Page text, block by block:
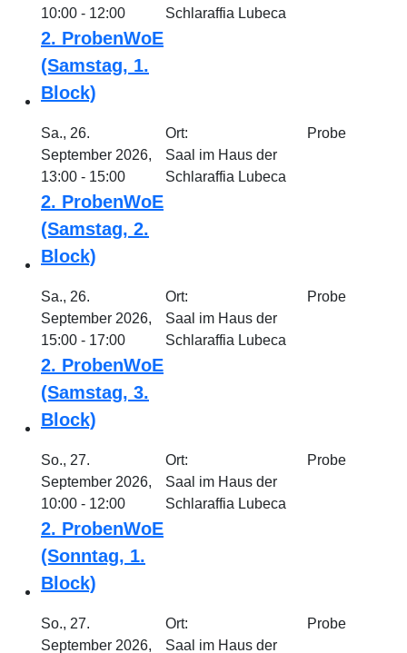
10:00 - 12:00
2. ProbenWoE
(Samstag, 1.
Block)
Schlaraffia Lubeca
Sa., 26.
September 2026,
13:00 - 15:00
2. ProbenWoE
(Samstag, 2.
Block)
Ort:
Saal im Haus der
Schlaraffia Lubeca
Probe
Sa., 26.
September 2026,
15:00 - 17:00
2. ProbenWoE
(Samstag, 3.
Block)
Ort:
Saal im Haus der
Schlaraffia Lubeca
Probe
So., 27.
September 2026,
10:00 - 12:00
2. ProbenWoE
(Sonntag, 1.
Block)
Ort:
Saal im Haus der
Schlaraffia Lubeca
Probe
So., 27.
September 2026,
Ort:
Saal im Haus der
Probe